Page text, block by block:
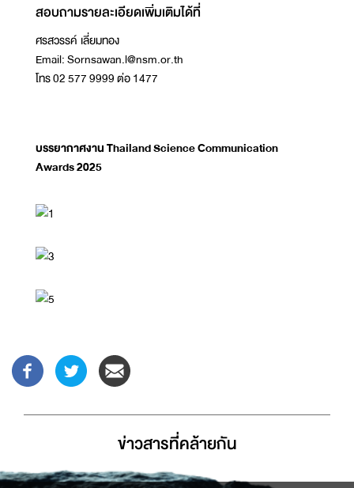
สอบถามรายละเอียดเพิ่มเติมได้ที่
ศรสวรรค์ เลี่ยมทอง
Email: Sornsawan.l@nsm.or.th
โทร 02 577 9999 ต่อ 1477
บรรยากาศงาน Thailand Science Communication
Awards 2025
ข่าวสารที่่คล้ายกัน